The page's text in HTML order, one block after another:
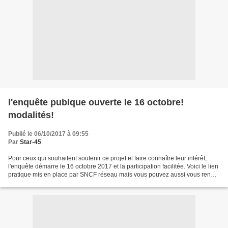
l'enquête publque ouverte le 16 octobre!
modalités!
Publié le 06/10/2017 à 09:55
Par Star-45
Pour ceux qui souhaitent soutenir ce projet et faire connaître leur intérêt,
l'enquête démarre le 16 octobre 2017 et la participation facilitée. Voici le lien
pratique mis en place par SNCF réseau mais vous pouvez aussi vous rendre